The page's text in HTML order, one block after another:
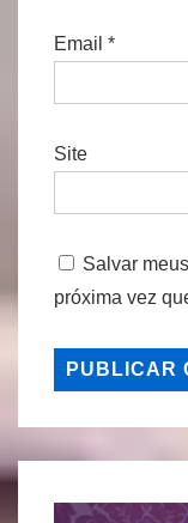
Email *
Site
Salvar
próxima vez